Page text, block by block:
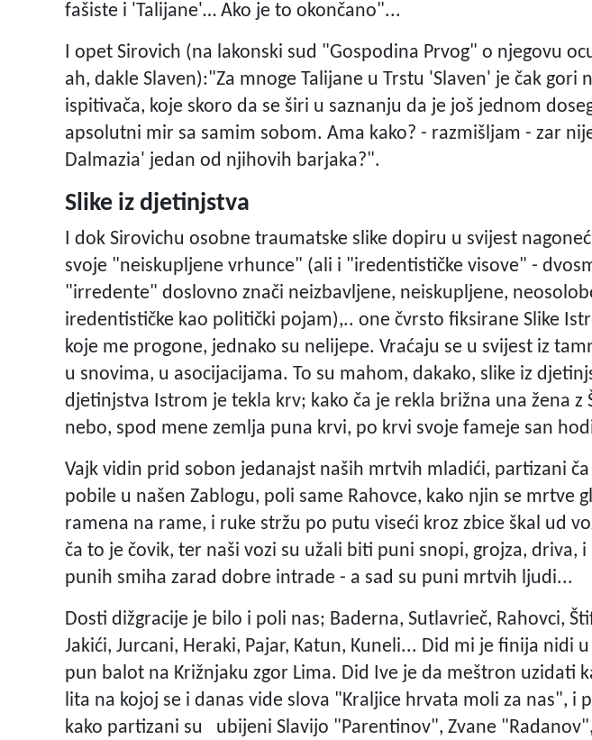
fašiste i 'Talijane'… Ako je to okončano"...
I opet Sirovich (na lakonski sud "Gospodina Prvog" o njegovu
ah, dakle Slaven):"Za mnoge Talijane u Trstu 'Slaven' je čak gori
ispitivača, koje skoro da se širi u saznanju da je još jednom
apsolutni mir sa samim sobom. Ama kako? - razmišljam - zar
Dalmazia' jedan od njihovih barjaka?".
Slike iz djetinjstva
I dok Sirovichu osobne traumatske slike dopiru u svijest
svoje "neiskupljene vrhunce" (ali i "iredentističke visove" -
"irredente" doslovno znači neizbavljene, neiskupljene,
iredentističke kao politički pojam),.. one čvrsto fiksirane Slike
koje me progone, jednako su nelijepe. Vraćaju se u svijest iz
u snovima, u asocijacijama. To su mahom, dakako, slike iz
djetinjstva Istrom je tekla krv; kako ča je rekla brižna una žena z
nebo, spod mene zemlja puna krvi, po krvi svoje fameje san
Vajk vidin prid sobon jedanajst naših mrtvih mladići, partizani
pobile u našen Zablogu, poli same Rahovce, kako njin se mrtve
ramena na rame, i ruke stržu po putu viseći kroz zbice škal ud
ča to je čovik, ter naši vozi su užali biti puni snopi, grojza, driva, i
punih smiha zarad dobre intrade - a sad su puni mrtvih ljudi...
Dosti dižgracije je bilo i poli nas; Baderna, Sutlavrieč, Rahovci,
Jakići, Jurcani, Heraki, Pajar, Katun, Kuneli... Did mi je finija nidi
pun balot na Križnjaku zgor Lima. Did Ive je da meštron uzidati
lita na kojoj se i danas vide slova "Kraljice hrvata moli za nas", i
kako partizani su ubijeni Slavijo "Parentinov", Zvane